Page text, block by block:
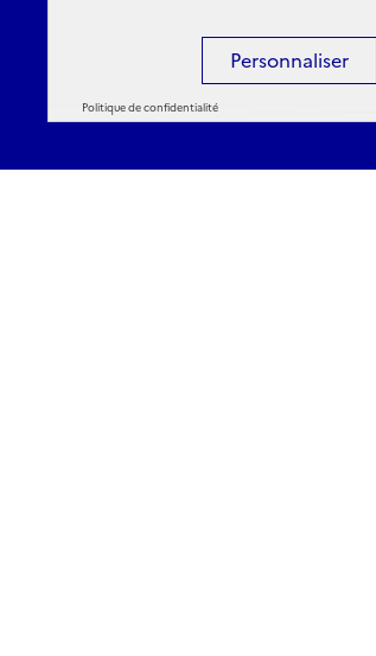
Personnaliser
Politique de confidentialité